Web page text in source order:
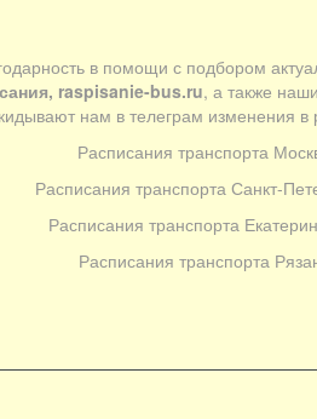
в помощи с подбором
raspisanie-bus.ru, а также
нам в телеграм изменения в
Расписания транспорта
Расписания транспорта Санкт-
Расписания транспорта
Расписания транспорта